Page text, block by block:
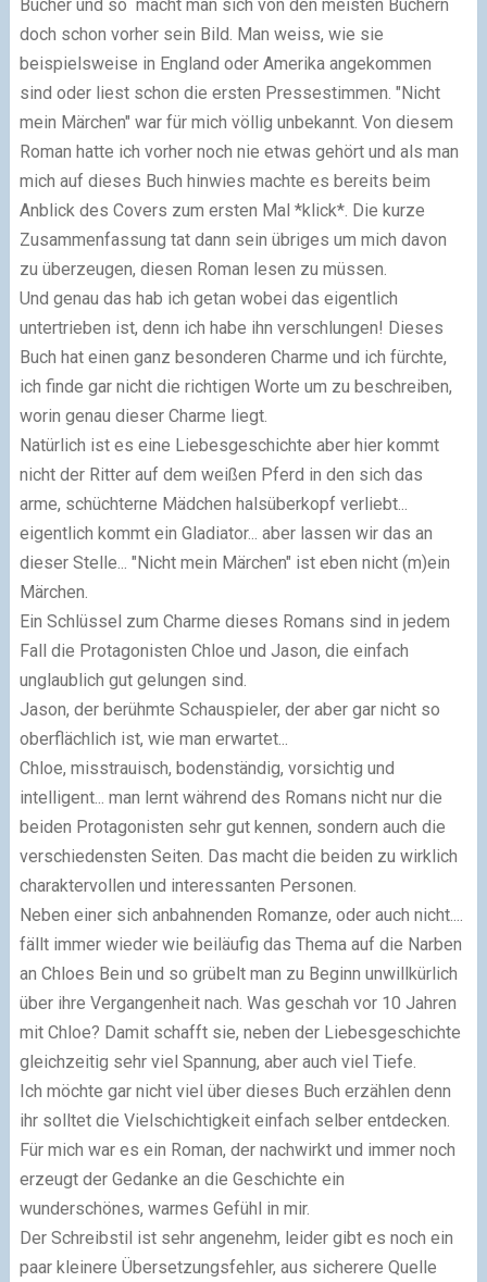
Bücher und so macht man sich von den meisten Büchern
doch schon vorher sein Bild. Man weiss, wie sie
beispielsweise in England oder Amerika angekommen
sind oder liest schon die ersten Pressestimmen. "Nicht
mein Märchen" war für mich völlig unbekannt. Von diesem
Roman hatte ich vorher noch nie etwas gehört und als man
mich auf dieses Buch hinwies machte es bereits beim
Anblick des Covers zum ersten Mal *klick*. Die kurze
Zusammenfassung tat dann sein übriges um mich davon
zu überzeugen, diesen Roman lesen zu müssen.
Und genau das hab ich getan wobei das eigentlich
untertrieben ist, denn ich habe ihn verschlungen! Dieses
Buch hat einen ganz besonderen Charme und ich fürchte,
ich finde gar nicht die richtigen Worte um zu beschreiben,
worin genau dieser Charme liegt.
Natürlich ist es eine Liebesgeschichte aber hier kommt
nicht der Ritter auf dem weißen Pferd in den sich das
arme, schüchterne Mädchen halsüberkopf verliebt...
eigentlich kommt ein Gladiator... aber lassen wir das an
dieser Stelle... "Nicht mein Märchen" ist eben nicht (m)ein
Märchen.
Ein Schlüssel zum Charme dieses Romans sind in jedem
Fall die Protagonisten Chloe und Jason, die einfach
unglaublich gut gelungen sind.
Jason, der berühmte Schauspieler, der aber gar nicht so
oberflächlich ist, wie man erwartet...
Chloe, misstrauisch, bodenständig, vorsichtig und
intelligent... man lernt während des Romans nicht nur die
beiden Protagonisten sehr gut kennen, sondern auch die
verschiedensten Seiten. Das macht die beiden zu wirklich
charaktervollen und interessanten Personen.
Neben einer sich anbahnenden Romanze, oder auch nicht....
fällt immer wieder wie beiläufig das Thema auf die Narben
an Chloes Bein und so grübelt man zu Beginn unwillkürlich
über ihre Vergangenheit nach. Was geschah vor 10 Jahren
mit Chloe? Damit schafft sie, neben der Liebesgeschichte
gleichzeitig sehr viel Spannung, aber auch viel Tiefe.
Ich möchte gar nicht viel über dieses Buch erzählen denn
ihr solltet die Vielschichtigkeit einfach selber entdecken.
Für mich war es ein Roman, der nachwirkt und immer noch
erzeugt der Gedanke an die Geschichte ein
wunderschönes, warmes Gefühl in mir.
Der Schreibstil ist sehr angenehm, leider gibt es noch ein
paar kleinere Übersetzungsfehler, aus sicherere Quelle